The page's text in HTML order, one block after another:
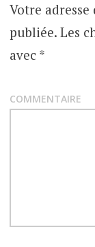
g
a
t
i
Votre adresse
publiée.Les
avec *
COMMENTAIRE